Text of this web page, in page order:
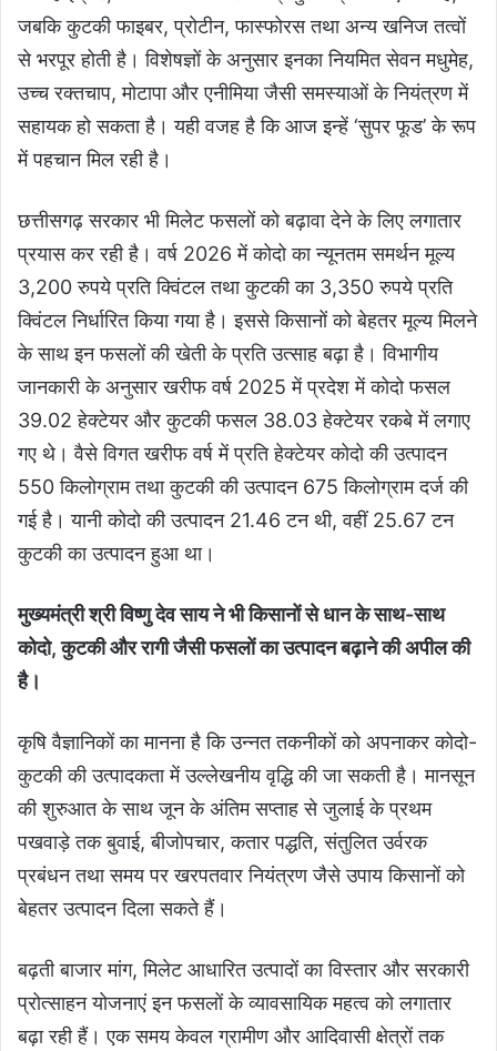
जबकि कुटकी फाइबर, प्रोटीन, फास्फोरस तथा अन्य खनिज तत्वों
से भरपूर होती है। विशेषज्ञों के अनुसार इनका नियमित सेवन मधुमेह,
उच्च रक्तचाप, मोटापा और एनीमिया जैसी समस्याओं के नियंत्रण में
सहायक हो सकता है। यही वजह है कि आज इन्हें ‘सुपर फूड’ के रूप
में पहचान मिल रही है।
छत्तीसगढ़ सरकार भी मिलेट फसलों को बढ़ावा देने के लिए लगातार
प्रयास कर रही है। वर्ष 2026 में कोदो का न्यूनतम समर्थन मूल्य
3,200 रुपये प्रति क्विंटल तथा कुटकी का 3,350 रुपये प्रति
क्विंटल निर्धारित किया गया है। इससे किसानों को बेहतर मूल्य मिलने
के साथ इन फसलों की खेती के प्रति उत्साह बढ़ा है। विभागीय
जानकारी के अनुसार खरीफ वर्ष 2025 में प्रदेश में कोदो फसल
39.02 हेक्टेयर और कुटकी फसल 38.03 हेक्टेयर रकबे में लगाए
गए थे। वैसे विगत खरीफ वर्ष में प्रति हेक्टेयर कोदो की उत्पादन
550 किलोग्राम तथा कुटकी की उत्पादन 675 किलोग्राम दर्ज की
गई है। यानी कोदो की उत्पादन 21.46 टन थी, वहीं 25.67 टन
कुटकी का उत्पादन हुआ था।
मुख्यमंत्री श्री विष्णु देव साय ने भी किसानों से धान के साथ-साथ
कोदो, कुटकी और रागी जैसी फसलों का उत्पादन बढ़ाने की अपील की
है।
कृषि वैज्ञानिकों का मानना है कि उन्नत तकनीकों को अपनाकर कोदो-
कुटकी की उत्पादकता में उल्लेखनीय वृद्धि की जा सकती है। मानसून
की शुरुआत के साथ जून के अंतिम सप्ताह से जुलाई के प्रथम
पखवाड़े तक बुवाई, बीजोपचार, कतार पद्धति, संतुलित उर्वरक
प्रबंधन तथा समय पर खरपतवार नियंत्रण जैसे उपाय किसानों को
बेहतर उत्पादन दिला सकते हैं।
बढ़ती बाजार मांग, मिलेट आधारित उत्पादों का विस्तार और सरकारी
प्रोत्साहन योजनाएं इन फसलों के व्यावसायिक महत्व को लगातार
बढ़ा रही हैं। एक समय केवल ग्रामीण और आदिवासी क्षेत्रों तक